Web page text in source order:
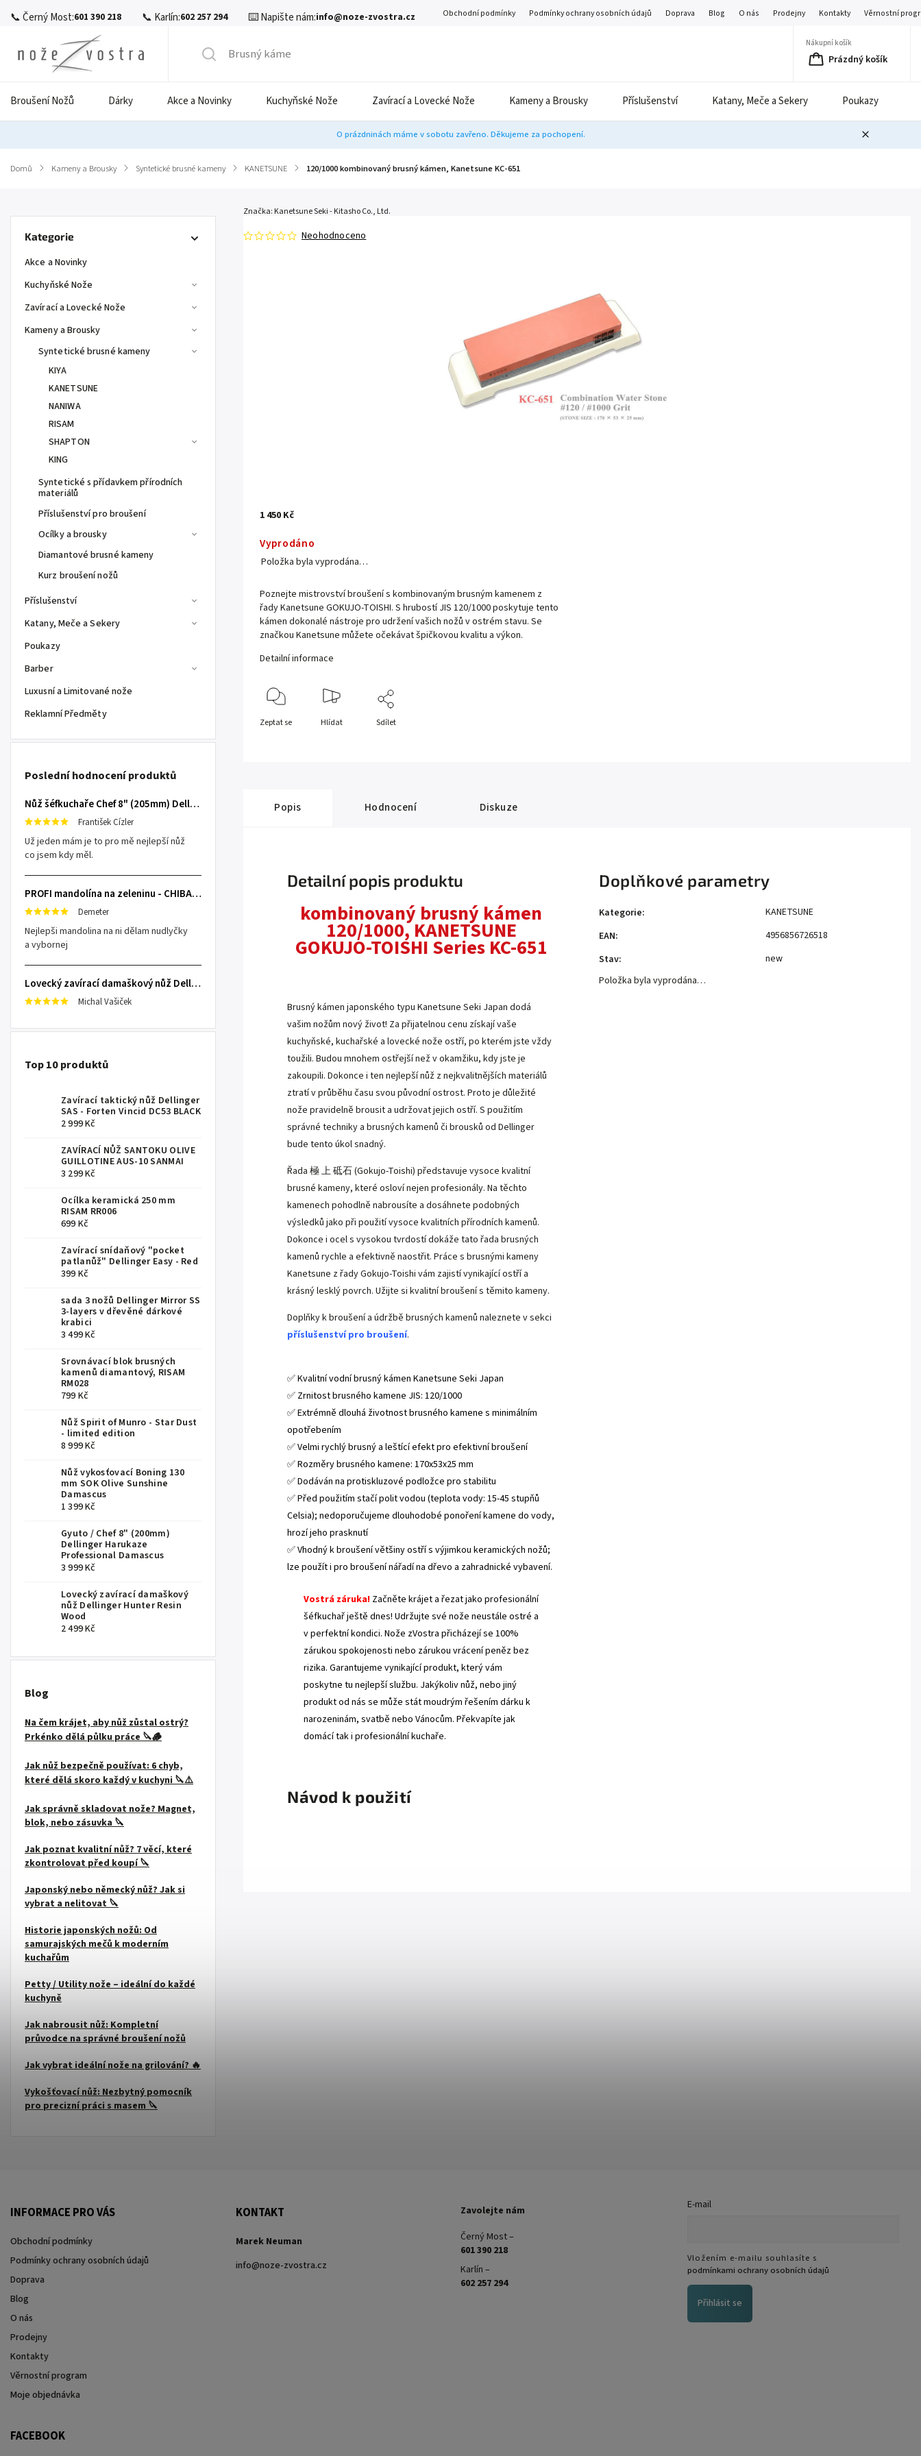
📞 Černý Most:601 390 218 📞 Karlín:602 257 294 ⌨️ Napište nám:info@noze-zvostra.cz Obchodní podmínky Podmínky ochrany osobních údajů Doprava Blog O nás Prodejny Kontakty Věrnostní
Nákupní košík
Prázdný košík
Broušení Nožů Dárky Akce a Novinky Kuchyňské Nože Zavírací a Lovecké Nože Kameny a Brousky Příslušenství Katany, Meče a Sekery Poukazy
O prázdninách máme v sobotu zavřeno. Děkujeme za pochopení.
Domů / Kameny a Brousky / Syntetické brusné kameny / KANETSUNE / 120/1000 kombinovaný brusný kámen, Kanetsune KC-651
Kategorie
Akce a Novinky
Kuchyňské Nože
Zavírací a Lovecké Nože
Kameny a Brousky
Syntetické brusné kameny
KIYA
KANETSUNE
NANIWA
RISAM
SHAPTON
KING
Syntetické s přídavkem přírodních
materiálů
Příslušenství pro broušení
Ocílky a brousky
Diamantové brusné kameny
Kurz broušení nožů
Příslušenství
Katany, Meče a Sekery
Poukazy
Barber
Luxusní a Limitované nože
Reklamní Předměty
Poslední hodnocení produktů
Nůž šéfkuchaře Chef 8" (205mm) Dellinger TOIVO - Professional Damascus
František Cízler
Už jeden mám je to pro mě nejlepší nůž
co jsem kdy měl.
PROFI mandolína na zeleninu - CHIBA Japan, sengiri slicekun
Demeter
Nejlepši mandolina na ni dělam nudlyčky
a vybornej
Lovecký zavírací damaškový nůž Dellinger Damask Star
Michal Vašiček
Top 10 produktů
Zavírací taktický nůž Dellinger
SAS - Forten Vincid DC53 BLACK
2 999 Kč
ZAVÍRACÍ NŮŽ SANTOKU OLIVE
GUILLOTINE AUS-10 SANMAI
3 299 Kč
Ocílka keramická 250 mm
RISAM RR006
699 Kč
Zavírací snídaňový "pocket
patlanůž" Dellinger Easy - Red
399 Kč
sada 3 nožů Dellinger Mirror SS
3-layers v dřevěné dárkové
krabici
3 499 Kč
Srovnávací blok brusných
kamenů diamantový, RISAM
RM028
799 Kč
Nůž Spirit of Munro - Star Dust
- limited edition
8 999 Kč
Nůž vykosťovací Boning 130
mm SOK Olive Sunshine
Damascus
1 399 Kč
Gyuto / Chef 8" (200mm)
Dellinger Harukaze
Professional Damascus
3 999 Kč
Lovecký zavírací damaškový
nůž Dellinger Hunter Resin
Wood
2 499 Kč
Blog
Na čem krájet, aby nůž zůstal ostrý?
Prkénko dělá půlku práce 🔪🪵
Jak nůž bezpečně používat: 6 chyb,
které dělá skoro každý v kuchyni 🔪⚠️
Jak správně skladovat nože? Magnet,
blok, nebo zásuvka 🔪
Jak poznat kvalitní nůž? 7 věcí, které
zkontrolovat před koupí 🔪
Japonský nebo německý nůž? Jak si
vybrat a nelitovat 🔪
Historie japonských nožů: Od
samurajských mečů k moderním
kuchařům
Petty / Utility nože – ideální do každé
kuchyně
Jak nabrousit nůž: Kompletní
průvodce na správné broušení nožů
Jak vybrat ideální nože na grilování? 🔥
Vykošťovací nůž: Nezbytný pomocník
pro precizní práci s masem 🔪
Neohodnoceno
Značka: Kanetsune Seki - Kitasho Co., Ltd.
1 450 Kč
Vyprodáno
Položka byla vyprodána…
Poznejte mistrovství broušení s kombinovaným brusným kamenem z
řady Kanetsune GOKUJO-TOISHI. S hrubostí JIS 120/1000 poskytuje tento
kámen dokonalé nástroje pro udržení vašich nožů v ostrém stavu. Se
značkou Kanetsune můžete očekávat špičkovou kvalitu a výkon.
Detailní informace
Zeptat se Hlídat Sdílet
Popis Hodnocení Diskuze
Detailní popis produktu
kombinovaný brusný kámen
120/1000, KANETSUNE
GOKUJO-TOISHI Series KC-651
Brusný kámen japonského typu Kanetsune Seki Japan dodá
vašim nožům nový život! Za přijatelnou cenu získají vaše
kuchyňské, kuchařské a lovecké nože ostří, po kterém jste vždy
toužili. Budou mnohem ostřejší než v okamžiku, kdy jste je
zakoupili. Dokonce i ten nejlepší nůž z nejkvalitnějších materiálů
ztratí v průběhu času svou původní ostrost. Proto je důležité
nože pravidelně brousit a udržovat jejich ostří. S použitím
správné techniky a brusných kamenů či brousků od Dellinger
bude tento úkol snadný.
Řada 極 上 砥石 (Gokujo-Toishi) představuje vysoce kvalitní
brusné kameny, které osloví nejen profesionály. Na těchto
kamenech pohodlně nabrousíte a dosáhnete podobných
výsledků jako při použití vysoce kvalitních přírodních kamenů.
Dokonce i ocel s vysokou tvrdostí dokáže tato řada brusných
kamenů rychle a efektivně naostřit. Práce s brusnými kameny
Kanetsune z řady Gokujo-Toishi vám zajistí vynikající ostří a
krásný lesklý povrch. Užijte si kvalitní broušení s těmito kameny.
Doplňky k broušení a údržbě brusných kamenů naleznete v sekci
příslušenství pro broušení.
✅ Kvalitní vodní brusný kámen Kanetsune Seki Japan
✅ Zrnitost brusného kamene JIS: 120/1000
✅ Extrémně dlouhá životnost brusného kamene s minimálním
opotřebením
✅ Velmi rychlý brusný a leštící efekt pro efektivní broušení
✅ Rozměry brusného kamene: 170x53x25 mm
✅ Dodáván na protiskluzové podložce pro stabilitu
✅ Před použitím stačí polit vodou (teplota vody: 15-45 stupňů
Celsia); nedoporučujeme dlouhodobé ponoření kamene do vody,
hrozí jeho prasknutí
✅ Vhodný k broušení většiny ostří s výjimkou keramických nožů;
lze použít i pro broušení nářadí na dřevo a zahradnické vybavení.
Vostrá záruka! Začněte krájet a řezat jako profesionální
šéfkuchař ještě dnes! Udržujte své nože neustále ostré a
v perfektní kondici. Nože zVostra přicházejí se 100%
zárukou spokojenosti nebo zárukou vrácení peněz bez
rizika. Garantujeme vynikající produkt, který vám
poskytne tu nejlepší službu. Jakýkoliv nůž, nebo jiný
produkt od nás se může stát moudrým řešením dárku k
narozeninám, svatbě nebo Vánocům. Překvapíte jak
domácí tak i profesionální kuchaře.
Návod k použití
Doplňkové parametry
Kategorie:
KANETSUNE
EAN:
4956856726518
Stav:
new
Položka byla vyprodána…
INFORMACE PRO VÁS
Obchodní podmínky
Podmínky ochrany osobních údajů
Doprava
Blog
O nás
Prodejny
Kontakty
Věrnostní program
Moje objednávka
KONTAKT
Marek Neuman
info@noze-zvostra.cz
Zavolejte nám
Černý Most –
601 390 218
Karlín –
602 257 294
E-mail
Vložením e-mailu souhlasíte s
podmínkami ochrany osobních údajů
Přihlásit se
FACEBOOK